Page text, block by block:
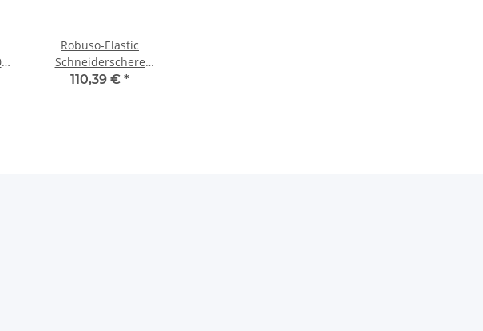
Robuso-Elastic
Schneiderschere
verzahnt (1053/CR) 8"
110,39 € *